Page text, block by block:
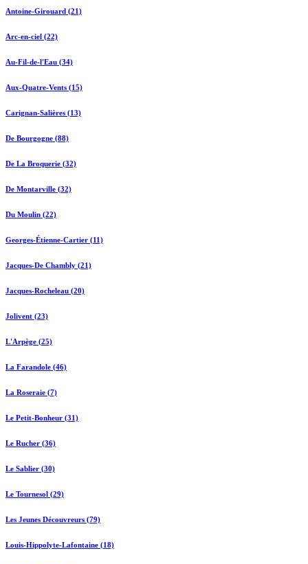
Antoine-Girouard (21)
Arc-en-ciel (22)
Au-Fil-de-l'Eau (34)
Aux-Quatre-Vents (15)
Carignan-Salières (13)
De Bourgogne (88)
De La Broquerie (32)
De Montarville (32)
Du Moulin (22)
Georges-Étienne-Cartier (11)
Jacques-De Chambly (21)
Jacques-Rocheleau (20)
Jolivent (23)
L'Arpège (25)
La Farandole (46)
La Roseraie (7)
Le Petit-Bonheur (31)
Le Rucher (36)
Le Sablier (30)
Le Tournesol (29)
Les Jeunes Découvreurs (79)
Louis-Hippolyte-Lafontaine (18)